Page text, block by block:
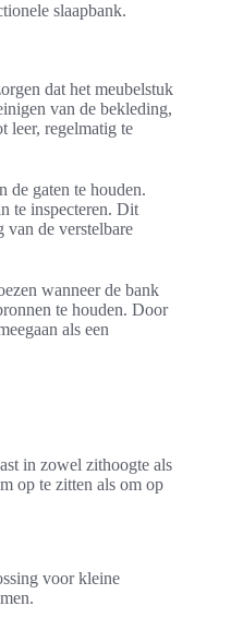
slaapbank.
dat het meubelstuk
van de bekleding,
leer, regelmatig te
de gaten te houden.
te inspecteren. Dit
de verstelbare
wanneer de bank
te houden. Door
als een
in zowel zithoogte als
op te zitten als om op
voor kleine